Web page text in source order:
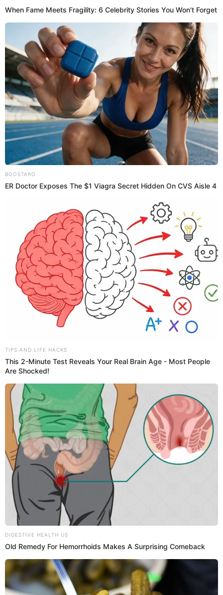
"Todas las personas que decían que buscara, que qué
pasaba con Alejandra...
aquí no hay secretos de nada y
segundo, todas las personas que fueron a la fiesta fueron
bienvenidas,me caen súiper bien todas y de hecho si
hubiera alguien que no me cayera bien o no me agradara
mi esposo no lo invitaría"
, agregó.
PUEDES VER:
Ignacio Baladán comparte DESGARRADORA
publicación junto a su bebé y hace
CONTUNDENTE anuncio: "No necesito ADN"
Natalia Segura habla sobre tener un
segundo embarazo
Natalia Segura
sorprendió a sus seguidores al
confesar su deseo de convertirse en madre por segunda
. La colombiana reveló que, aunque inicialmente
pensaba esperar algunos años, ahora siente con fuerza la
ilusión de darle un hermano o hermana a suhijo Lucca.
Incluso compartió con humor cómo este sentimiento la
hace preguntarse si es algo común entre las mamás
primerizas, generando una ola de reacciones y
comentarios entre sus fans.